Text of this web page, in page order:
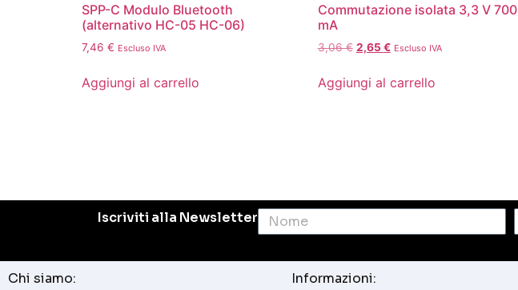
SPP-C Modulo Bluetooth
(alternativo HC-05 HC-06)
7,46 € Escluso IVA
Aggiungi al carrello
Commutazione isolata 3,3 V 700
mA
3,06€ 2,65€ Escluso IVA
Aggiungi al carrello
Iscriviti alla Newsletter
Chi siamo: Informazioni: